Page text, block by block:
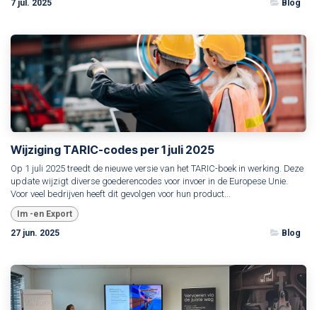
7 jul. 2025
Blog
Wijziging TARIC-codes per 1 juli 2025
Op 1 juli 2025 treedt de nieuwe versie van het TARIC-boek in werking. Deze
update wijzigt diverse goederencodes voor invoer in de Europese Unie.
Voor veel bedrijven heeft dit gevolgen voor hun product...
Im -en Export
27 jun. 2025
Blog